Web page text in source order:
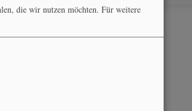
die wir nutzen möchten. Für weitere